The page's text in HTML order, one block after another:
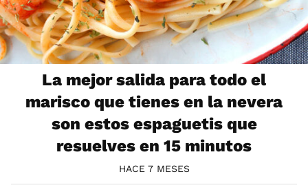
La mejor salida para todo el
marisco que tienes en la nevera
son estos espaguetis que
resuelves en 15 minutos
HACE 7 MESES